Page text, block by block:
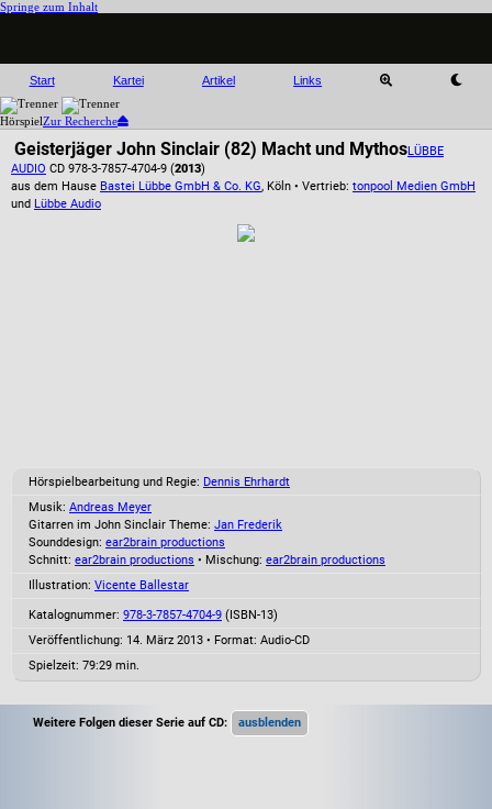
Springe zum Inhalt
Start Kartei Artikel Links
HörspielZur Recherche
Geisterjäger John Sinclair (82) Macht und MythosLÜBBE
AUDIO CD 978-3-7857-4704-9 (2013)
aus dem Hause Bastei Lübbe GmbH & Co. KG, Köln • Vertrieb: tonpool Medien GmbH
und Lübbe Audio
Hörspielbearbeitung und Regie: Dennis Ehrhardt
Musik: Andreas Meyer
Gitarren im John Sinclair Theme: Jan Frederik
Sounddesign: ear2brain productions
Schnitt: ear2brain productions • Mischung: ear2brain productions
Illustration: Vicente Ballestar
Katalognummer: 978-3-7857-4704-9 (ISBN-13)
Veröffentlichung: 14. März 2013 • Format: Audio-CD
Spielzeit: 79:29 min.
Weitere Folgen dieser Serie auf CD: